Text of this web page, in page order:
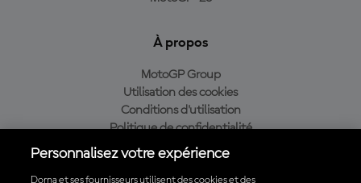
À propos
MotoGP Group
Utilisation des cookies
Conditions d'utilisation
Politique de confidentialité
Politique d’achat
Personnalisez votre expérience
Dorna et ses fournisseurs utilisent des cookies et des